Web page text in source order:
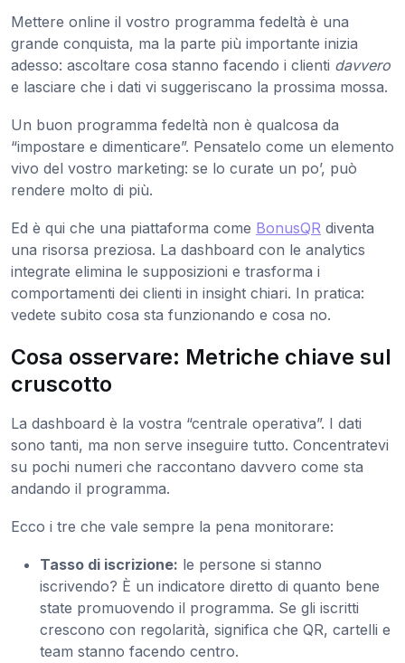
Mettere online il vostro programma fedeltà è una
grande conquista, ma la parte più importante inizia
adesso: ascoltare cosa stanno facendo i clienti davvero
e lasciare che i dati vi suggeriscano la prossima mossa.
Un buon programma fedeltà non è qualcosa da
“impostare e dimenticare”. Pensatelo come un elemento
vivo del vostro marketing: se lo curate un po’, può
rendere molto di più.
Ed è qui che una piattaforma come BonusQR diventa
una risorsa preziosa. La dashboard con le analytics
integrate elimina le supposizioni e trasforma i
comportamenti dei clienti in insight chiari. In pratica:
vedete subito cosa sta funzionando e cosa no.
Cosa osservare: Metriche chiave sul
cruscotto
La dashboard è la vostra “centrale operativa”. I dati
sono tanti, ma non serve inseguire tutto. Concentratevi
su pochi numeri che raccontano davvero come sta
andando il programma.
Ecco i tre che vale sempre la pena monitorare:
Tasso di iscrizione: le persone si stanno
iscrivendo? È un indicatore diretto di quanto bene
state promuovendo il programma. Se gli iscritti
crescono con regolarità, significa che QR, cartelli e
team stanno facendo centro.